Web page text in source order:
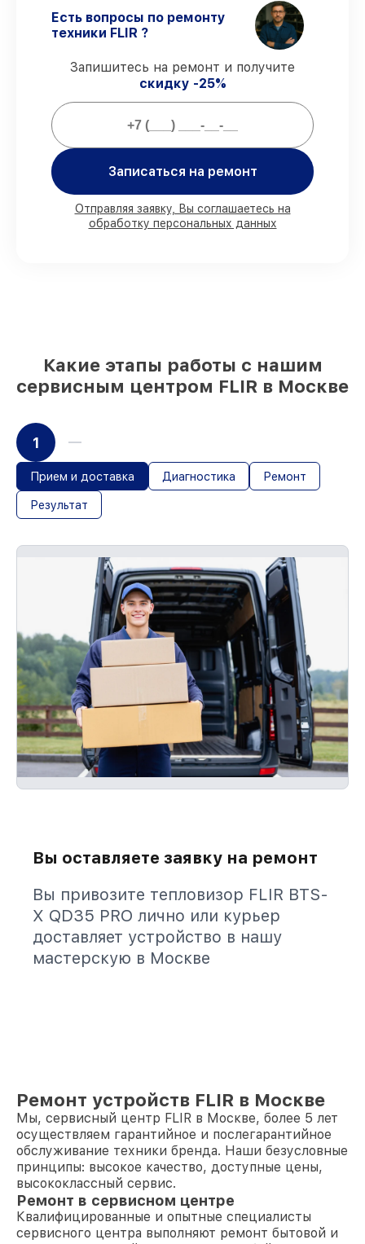
Поддержка после ремонта
– все
работы и запчасти защищены сервисной
Мы гарантируем:
заказов закрываем в присутствии
клиента
комплектующих FLIR готовы к
поступают оперативно
Подлинные запчасти FLIR и надёжные
Есть вопросы по ремонту
техники FLIR ?
Запишитесь на ремонт и получите
скидку -25%
Записаться на ремонт
Отправляя заявку, Вы соглашаетесь на
обработку персональных данных
Какие этапы работы с нашим
сервисным центром FLIR в Москве
1
Прием и доставка Диагностика Ремонт
Результат
Вы оставляете заявку на ремонт
Вы привозите тепловизор FLIR BTS-
X QD35 PRO лично или курьер
доставляет устройство в нашу
мастерскую в Москве
Ремонт устройств FLIR в Москве
Мы, сервисный центр FLIR в Москве, более 5 лет
осуществляем гарантийное и послегарантийное
обслуживание техники бренда. Наши безусловные
принципы: высокое качество, доступные цены,
высококлассный сервис.
Ремонт в сервисном центре
Квалифицированные и опытные специалисты
сервисного центра выполняют ремонт бытовой и